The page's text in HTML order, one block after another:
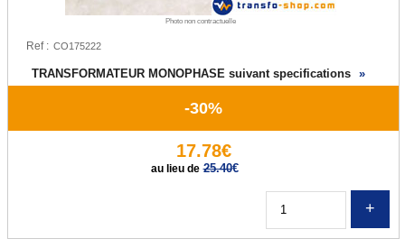
Photo non contractuelle
Ref :
TRANSFORMATEUR MONOPHASE suivant specifications »
-30%
17.78€
au lieu de 25.40€